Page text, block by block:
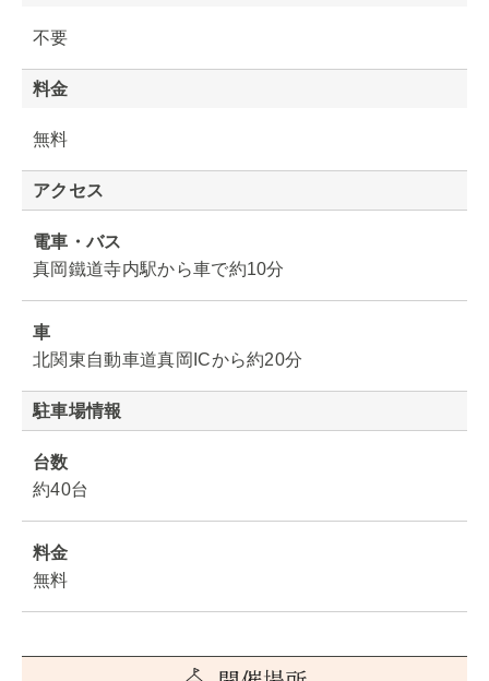
不要
料金
無料
アクセス
電車・バス
真岡鐵道寺内駅から車で約10分
車
北関東自動車道真岡ICから約20分
駐車場情報
台数
約40台
料金
無料